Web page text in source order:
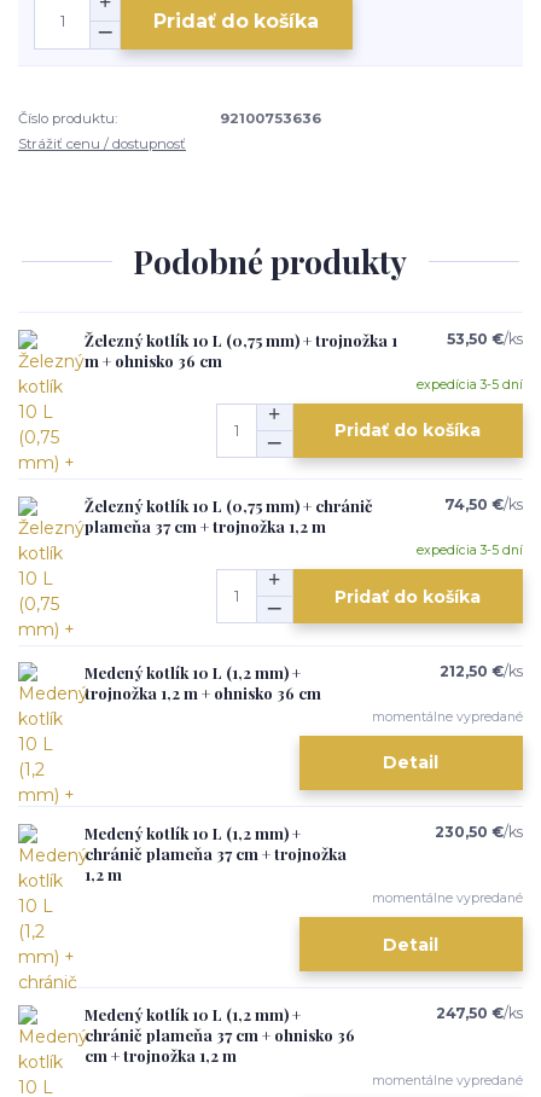
Pridať do košíka
Číslo produktu:
92100753636
Strážiť cenu / dostupnosť
Podobné produkty
Železný kotlík 10 L (0,75 mm) + trojnožka 1
m + ohnisko 36 cm
53,50 €/ks
expedícia 3-5 dní
Pridať do košíka
Železný kotlík 10 L (0,75 mm) + chránič
plameňa 37 cm + trojnožka 1,2 m
74,50 €/ks
expedícia 3-5 dní
Pridať do košíka
Medený kotlík 10 L (1,2 mm) +
trojnožka 1,2 m + ohnisko 36 cm
212,50 €/ks
momentálne vypredané
Detail
Medený kotlík 10 L (1,2 mm) +
chránič plameňa 37 cm + trojnožka
1,2 m
230,50 €/ks
momentálne vypredané
Detail
Medený kotlík 10 L (1,2 mm) +
chránič plameňa 37 cm + ohnisko 36
cm + trojnožka 1,2 m
247,50 €/ks
momentálne vypredané